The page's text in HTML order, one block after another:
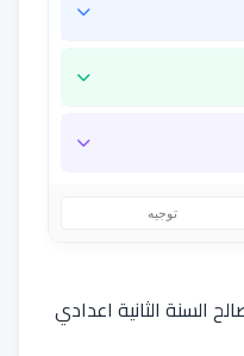
توجيه
السنة الثانية اعدادي